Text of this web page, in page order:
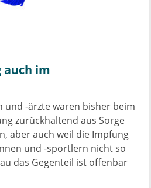
im
und -ärzte waren bisher beim
zurückhaltend aus Sorge
aber auch weil die Impfung
und -sportlern nicht so
das Gegenteil ist offenbar